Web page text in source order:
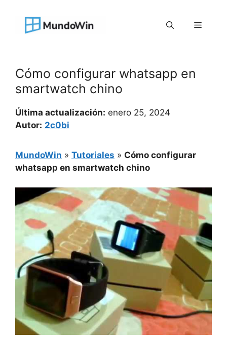
contenido
Menú
Cómo configurar whatsapp en
smartwatch chino
Última actualización: enero 25, 2024
Autor: 2c0bi
MundoWin » Tutoriales » Cómo configurar
whatsapp en smartwatch chino